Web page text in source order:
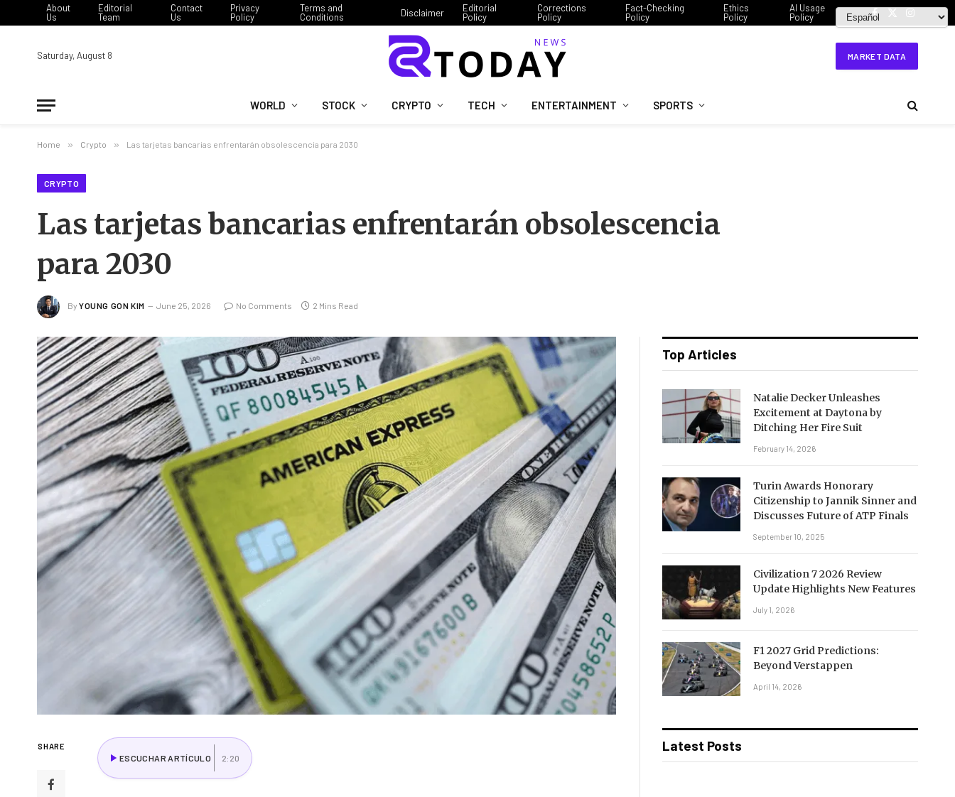
About
Us
Editorial
Team
Contact
Us
Privacy
Policy
Terms and
Conditions
Disclaimer
Editorial
Policy
Corrections
Policy
Fact-Checking
Policy
Ethics
Policy
AI Usage
Policy
Facebook
X
Instagram
Saturday, August 8 MARKET DATA
WORLD STOCK CRYPTO TECH ENTERTAINMENT SPORTS
Home » Crypto » Las tarjetas bancarias enfrentarán obsolescencia para 2030
CRYPTO
Las tarjetas bancarias enfrentarán obsolescencia
para 2030
By YOUNG GON KIM June 25, 2026 No Comments 2 Mins Read
SHARE
ESCUCHAR ARTÍCULO 2:20
Top Articles
Natalie Decker Unleashes
Excitement at Daytona by
Ditching Her Fire Suit
February 14, 2026
Turin Awards Honorary
Citizenship to Jannik Sinner and
Discusses Future of ATP Finals
September 10, 2025
Civilization 7 2026 Review
Update Highlights New Features
July 1, 2026
F1 2027 Grid Predictions:
Beyond Verstappen
April 14, 2026
Latest Posts